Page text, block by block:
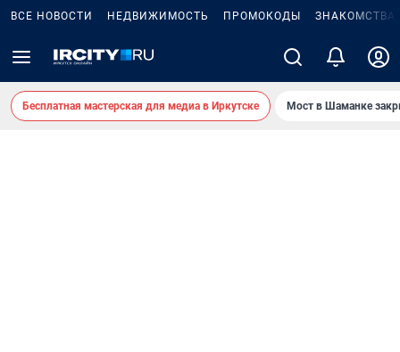
ВСЕ НОВОСТИ НЕДВИЖИМОСТЬ ПРОМОКОДЫ ЗНАКОМСТВА
Бесплатная мастерская для медиа в Иркутске Мост в Шаманке